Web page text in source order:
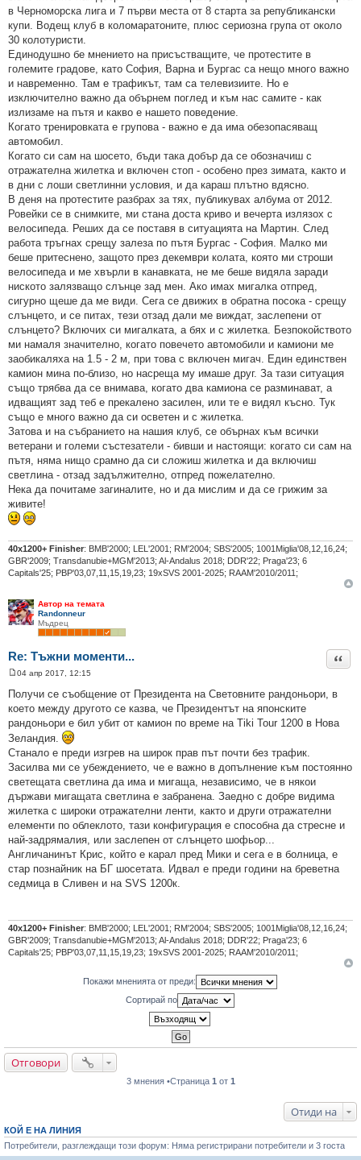
в Черноморска лига и 7 първи места от 8 старта за републикански
купи. Водещ клуб в коломаратоните, плюс сериозна група от около
30 колотуристи.
Единодушно бе мнението на присъстващите, че протестите в
големите градове, като София, Варна и Бургас са нещо много важно
и навременно. Там е трафикът, там са телевизиите. Но е
изключително важно да обърнем поглед и към нас самите - как
излизаме на пътя и какво е нашето поведение.
Когато тренировката е групова - важно е да има обезопасяващ
автомобил.
Когато си сам на шосето, бъди така добър да се обозначиш с
отражателна жилетка и включен стоп - особено през зимата, както и
в дни с лоши светлинни условия, и да караш плътно вдясно.
В деня на протестите разбрах за тях, публикувах албума от 2012.
Ровейки се в снимките, ми стана доста криво и вечерта излязох с
велосипеда. Реших да се поставя в ситуацията на Мартин. След
работа тръгнах срещу залеза по пътя Бургас - София. Малко ми
беше притеснено, защото през декември колата, която ми строши
велосипеда и ме хвърли в канавката, не ме беше видяла заради
ниското залязващо слънце зад мен. Ако имах мигалка отпред,
сигурно щеше да ме види. Сега се движих в обратна посока - срещу
слънцето, и се питах, тези отзад дали ме виждат, заслепени от
слънцето? Включих си мигалката, а бях и с жилетка. Безпокойството
ми намаля значително, когато повечето автомобили и камиони ме
заобикаляха на 1.5 - 2 м, при това с включен мигач. Един единствен
камион мина по-близо, но насреща му имаше друг. За тази ситуация
също трябва да се внимава, когато два камиона се разминават, а
идващият зад теб е прекалено засилен, или те е видял късно. Тук
също е много важно да си осветен и с жилетка.
Затова и на събранието на нашия клуб, се обърнах към всички
ветерани и големи състезатели - бивши и настоящи: когато си сам на
пътя, няма нищо срамно да си сложиш жилетка и да включиш
светлина - отзад задължително, отпред пожелателно.
Нека да почитаме загиналите, но и да мислим и да се грижим за
живите!
40х1200+ Finisher: BMB'2000; LEL'2001; RM'2004; SBS'2005; 1001Miglia'08,12,16,24;
GBR'2009; Transdanubie+MGM'2013; Al-Andalus 2018; DDR'22; Praga'23; 6
Capitals'25; PBP'03,07,11,15,19,23; 19xSVS 2001-2025; RAAM'2010/2011;
Автор на темата
Randonneur
Мъдрец
Re: Тъжни моменти...
н
е
н
и
е
04 апр 2017, 12:15
Получи се съобщение от Президента на Световните рандоньори, в
което между другото се казва, че Президентът на японските
рандоньори е бил убит от камион по време на Tiki Tour 1200 в Нова
Зеландия.
Станало е преди изгрев на широк прав път почти без трафик.
Засилва ми се убеждението, че е важно в допълнение към постоянно
светещата светлина да има и мигаща, независимо, че в някои
държави мигащата светлина е забранена. Заедно с добре видима
жилетка с широки отражателни ленти, както и други отражателни
елементи по облеклото, тази конфигурация е способна да стресне и
най-задрямалия, или заслепен от слънцето шофьор...
Англичанинът Крис, който е карал пред Мики и сега е в болница, е
стар познайник на БГ шосетата. Идвал е преди години на бреветна
седмица в Сливен и на SVS 1200к.
40х1200+ Finisher: BMB'2000; LEL'2001; RM'2004; SBS'2005; 1001Miglia'08,12,16,24;
GBR'2009; Transdanubie+MGM'2013; Al-Andalus 2018; DDR'22; Praga'23; 6
Capitals'25; PBP'03,07,11,15,19,23; 19xSVS 2001-2025; RAAM'2010/2011;
Покажи мненията от преди:
Сортирай по
Отговори
3 мнения •Страница 1 от 1
Отиди на
КОЙ Е НА ЛИНИЯ
Потребители, разглеждащи този форум: Няма регистрирани потребители и 3 госта